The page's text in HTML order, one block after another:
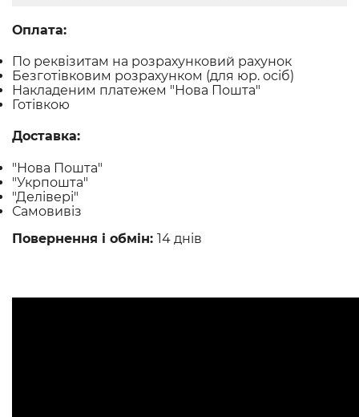
Оплата:
По реквізитам на розрахунковий рахунок
Безготівковим розрахунком (для юр. осіб)
Накладеним платежем "Нова Пошта"
Готівкою
Доставка:
"Нова Пошта"
"Укрпошта"
"Делівері"
Самовивіз
Повернення і обмін: 14 днів